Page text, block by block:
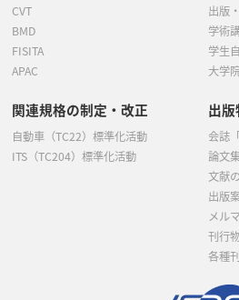
CVT
BMD
FISITA
APAC
出版
学術
学生
大学
関連規格の制定・改正
自動車（TC22）標準化活動
ITS（TC204）標準化活動
出
会誌
論文
文献
出版
メル
刊行
各種